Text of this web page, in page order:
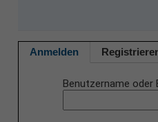
Anmelden
Benutzername oder